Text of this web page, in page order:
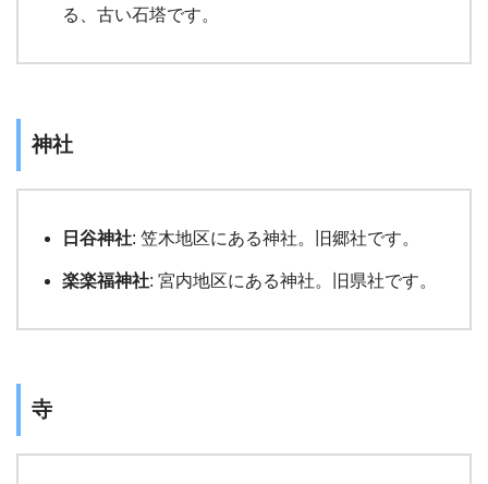
る、古い石塔です。
神社
日谷神社: 笠木地区にある神社。旧郷社です。
楽楽福神社: 宮内地区にある神社。旧県社です。
寺